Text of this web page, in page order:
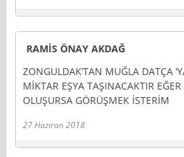
RAMİS ÖNAY AKDAĞ
ZONGULDAK’TAN MUĞLA DATÇA
MİKTAR EŞYA TAŞINACAKTIR
OLUŞURSA GÖRÜŞMEK İSTERİM
27 Haziran 2018